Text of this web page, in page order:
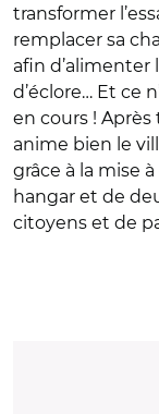
transformer
remplacer sa
afin d’alimenter
d’éclore… Et ce
en cours !
anime bien le
grâce à la mise
hangar et de
citoyens et de